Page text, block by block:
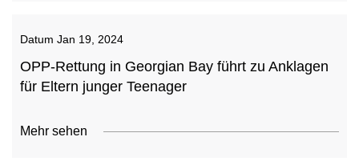
Datum Jan 19, 2024
OPP-Rettung in Georgian Bay führt zu Anklagen
für Eltern junger Teenager
Mehr sehen